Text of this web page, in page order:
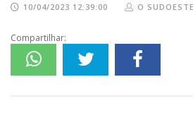
10/04/2023 12:39:00 O SUDOESTE
Compartilhar: